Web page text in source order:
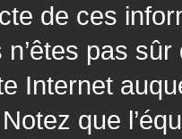
de ces
pas
Internet
que